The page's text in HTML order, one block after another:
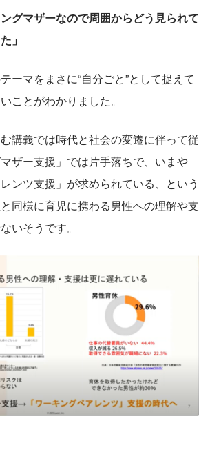
ングマザーなので周囲からどう見られて
」
ーマをまさに“自分ごと”として捉えて
ことがわかりました。
講義では時代と社会の変遷に伴って従
ザー支援」では片手落ちで、いまや
ンツ支援」が求められている、という
同様に育児に携わる男性への理解や支
いそうです。